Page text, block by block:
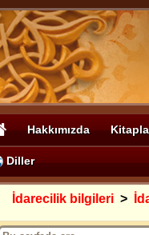
Hakkımızda
Diller
İdarecilik bilgileri >